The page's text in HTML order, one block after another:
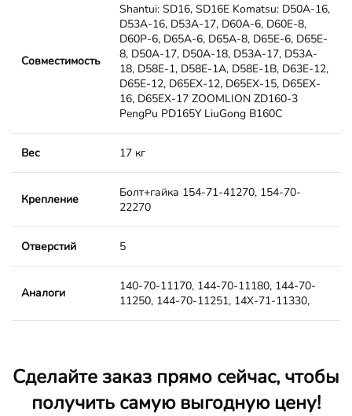
Совместимость
Shantui: SD16, SD16E Komatsu: D50A-16,
D53A-16, D53A-17, D60A-6, D60E-8,
D60P-6, D65A-6, D65A-8, D65E-6, D65E-
8, D50A-17, D50A-18, D53A-17, D53A-
18, D58E-1, D58E-1A, D58E-1B, D63E-12,
D65E-12, D65EX-12, D65EX-15, D65EX-
16, D65EX-17 ZOOMLION ZD160-3
PengPu PD165Y LiuGong B160C
Вес 17 кг
Крепление
Болт+гайка 154-71-41270, 154-70-
22270
Отверстий 5
Аналоги
140-70-11170, 144-70-11180, 144-70-
11250, 144-70-11251, 14X-71-11330,
Сделайте заказ прямо сейчас, чтобы
получить самую выгодную цену!